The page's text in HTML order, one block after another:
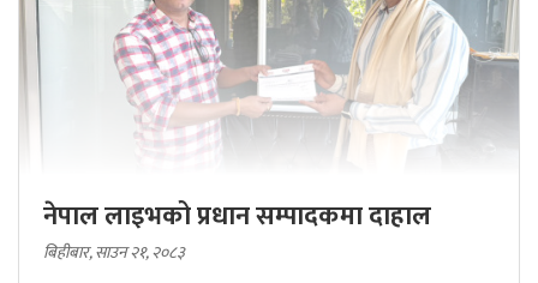
नेपाल लाइभको प्रधान सम्पादकमा दाहाल
बिहीबार, साउन २१, २०८३